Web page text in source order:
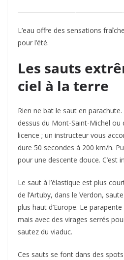
L’eau offre des sensations
pour l’été.
Les sauts
ciel à la terre
Rien ne bat le saut en
dessus du Mont-Saint-Michel ou
licence ; un instructeur vous
dure 50 secondes à 200 km/h.
pour une descente douce. C’est
Le saut à l’élastique est plus
de l’Artuby, dans le Verdon,
plus haut d’Europe. Le
mais avec des virages serrés
sautez du viaduc.
Ces sauts se font dans des